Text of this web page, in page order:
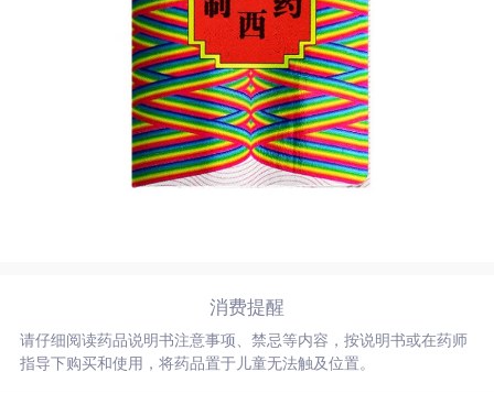
消费提醒
请仔细阅读药品说明书注意事项、禁忌等内容，按说明书或在药师
指导下购买和使用，将药品置于儿童无法触及位置。